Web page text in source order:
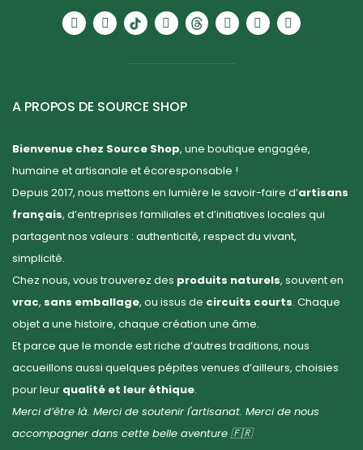
A PROPOS DE SOURCE SHOP
Bienvenue chez Source Shop, une boutique engagée,
humaine et artisanale et écoresponsable !
Depuis 2017, nous mettons en lumière le savoir-faire d’artisans
français, d’entreprises familiales et d’initiatives locales qui
partagent nos valeurs : authenticité, respect du vivant,
simplicité.
Chez nous, vous trouverez des produits naturels, souvent en
vrac, sans emballage, ou issus de circuits courts. Chaque
objet a une histoire, chaque création une âme.
Et parce que le monde est riche d’autres traditions, nous
accueillons aussi quelques pépites venues d’ailleurs, choisies
pour leur qualité et leur éthique.
Merci d’être là. Merci de soutenir l'artisanat. Merci de nous
accompagner dans cette belle aventure 🇫🇷